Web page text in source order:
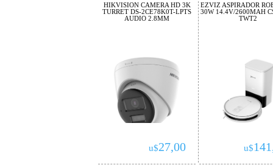
HIKVISION CAMERA HD 3K
TURRET DS-2CE78K0T-LPTS
AUDIO 2.8MM
u$27,00
EZVIZ ASPIRADOR
30W 14.4V/2600MAH
TWT2
u$